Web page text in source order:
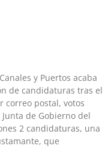
y Puertos acaba
de candidaturas tras el
correo postal, votos
de Gobierno del
2 candidaturas, una
que